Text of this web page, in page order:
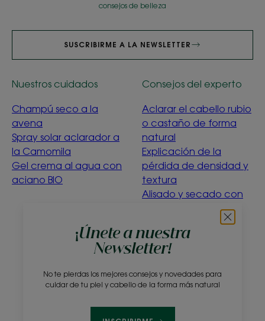
¡Únete a nuestra
Newsletter!
No te pierdas los mejores consejos y novedades para
cuidar de tu piel y cabello de la forma más natural
consejos de belleza
SUSCRIBIRME A LA NEWSLETTER
Nuestros cuidados
Champú seco a la
avena
Spray solar aclarador a
la Camomila
Gel crema al agua con
aciano BIO
Consejos del experto
Aclarar el cabello rubio
o castaño de forma
natural
Explicación de la
pérdida de densidad y
textura
Alisado y secado con
purificante
¿Qué significa la